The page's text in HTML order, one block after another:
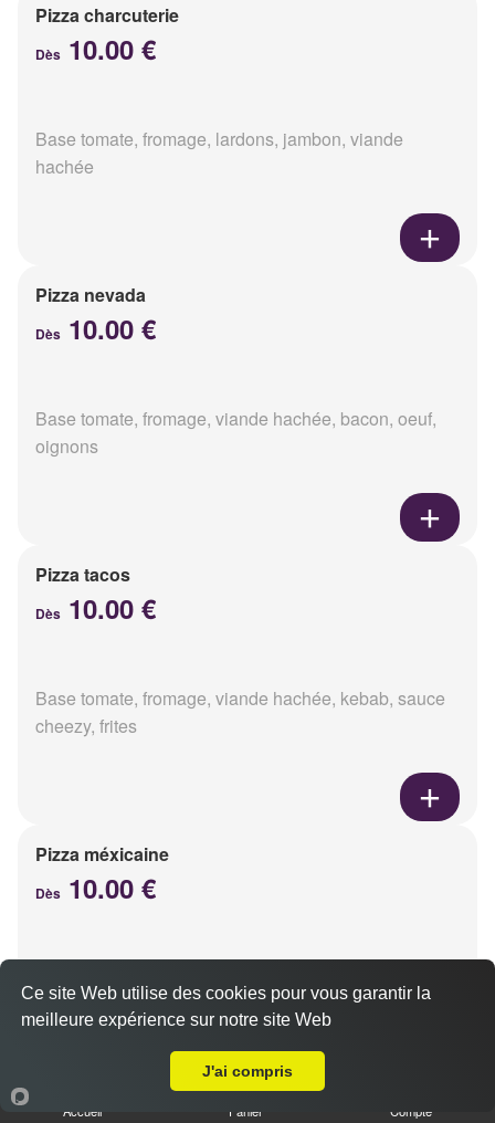
Pizza charcuterie
Dès 10.00 €
Base tomate, fromage, lardons, jambon, viande
hachée
Pizza nevada
Dès 10.00 €
Base tomate, fromage, viande hachée, bacon, oeuf,
oignons
Pizza tacos
Dès 10.00 €
Base tomate, fromage, viande hachée, kebab, sauce
cheezy, frites
Pizza méxicaine
Dès 10.00 €
chorizo, poivrons
Accueil Panier Compte
Ce site Web utilise des cookies pour vous garantir la
meilleure expérience sur notre site Web
J'ai compris